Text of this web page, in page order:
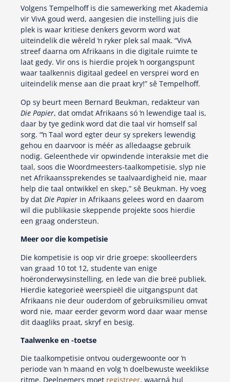
Volgens Tempelhoff is die samewerking met Akademia
vir VivA goud werd, aangesien die instelling juis die
plek is waar kritiese denkers gevorm word wat
uiteindelik die wêreld ŉ ryker plek sal maak. “VivA
streef daarna om Afrikaans in die digitale ruimte te
laat gedy. Vir ons is hierdie projek ŉ oorgangspunt
waar taalkennis digitaal gedeel en versprei word en
uiteindelik mense aan die praat kry!” sê Tempelhoff.
Op sy beurt meen Bernard Beukman, redakteur van
Die Papier, dat omdat Afrikaans só ŉ lewendige taal is,
daar by tye gedink word dat die taal vir homself sal
sorg. “ŉ Taal word egter deur sy sprekers lewendig
gehou en daarvoor is méér as alledaagse gebruik
nodig. Geleenthede vir opwindende interaksie met die
taal, soos die Woordmeesters-taalkompetisie, slyp nie
net Afrikaanssprekendes se taalvaardigheid nie, maar
help die taal ontwikkel en skep,” sê Beukman. Hy voeg
by dat Die Papier in Afrikaans gelees word en daarom
wil die publikasie skeppende projekte soos hierdie
een graag ondersteun.
Meer oor die kompetisie
Die kompetisie is oop vir drie groepe: skoolleerders
van graad 10 tot 12, studente van enige
hoëronderwysinstelling, en lede van die breë publiek.
Hierdie kategorieë weerspieël die uitgangspunt dat
Afrikaans nie deur ouderdom of gebruiksmilieu omvat
word nie, maar eerder gevorm word daar waar mense
dit daagliks praat, skryf en besig.
Taalwenke en -toetse
Die taalkompetisie ontvou oudergewoonte oor ŉ
periode van ŉ maand en volg ŉ doelbewuste weeklikse
ritme. Deelnemers moet registreer, waarná hul